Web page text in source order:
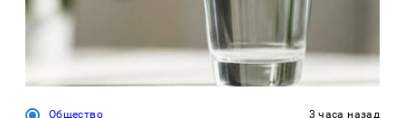
Общество 3 часа назад